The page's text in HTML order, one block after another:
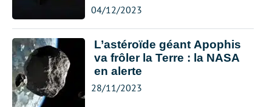
04/12/2023
L’astéroïde géant Apophis
va frôler la Terre : la NASA
en alerte
28/11/2023